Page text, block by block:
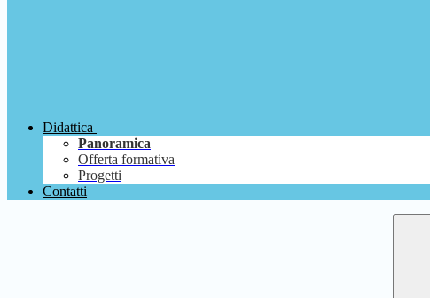
Didattica
Panoramica
Offerta formativa
Progetti
Contatti